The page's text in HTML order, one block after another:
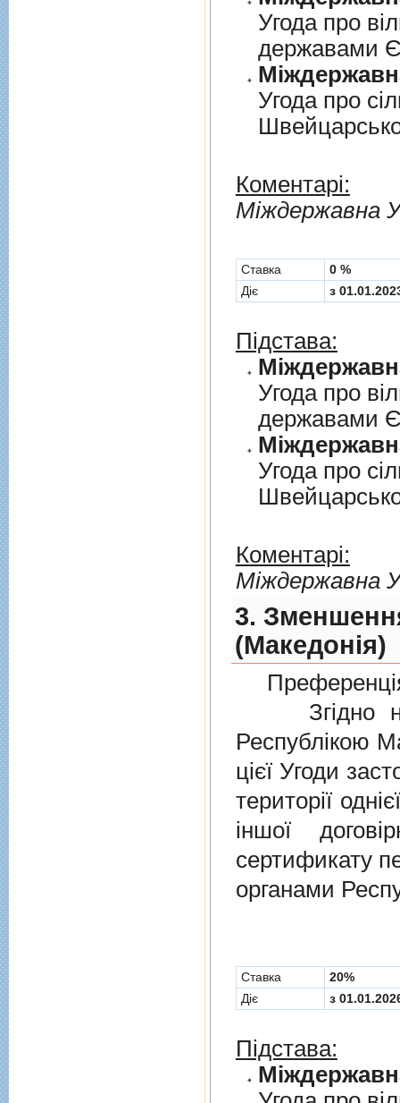
Угода про
державами
Угода про
Коментарі:
Мiждержавна
Cтавка
0 %
Діє
з
Підстава:
Угода про
державами
Угода про
Коментарі:
Мiждержавна
3.
(Македонія)
Згідно
Республікою
цієї Угоди
території
іншої
сертификату
органами
Cтавка
20%
Діє
з
Підстава: